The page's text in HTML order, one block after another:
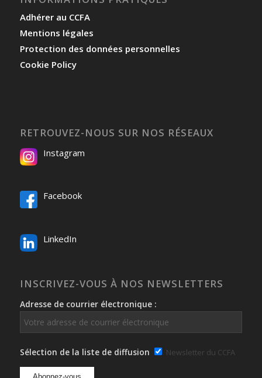
Adhérer au CCFA
Mentions légales
Protection des données personnelles
Cookie Policy
RETROUVEZ-NOUS SUR NOS RÉSEAUX
Instagram
Facebook
LinkedIn
INSCRIVEZ-VOUS À NOS NEWSLETTERS
Adresse de courrier électronique :
Sélection de la liste de diffusion Newsletter du CCFA